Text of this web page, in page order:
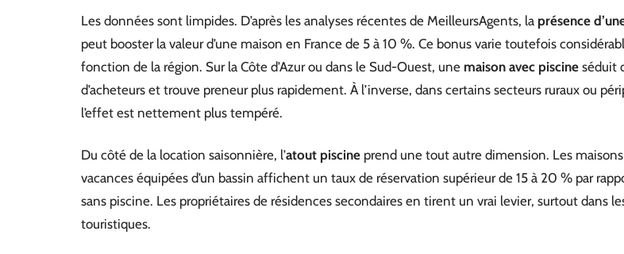
Les données sont limpides. D’après les analyses récentes de MeilleursAgents, la présence
peut booster la valeur d’une maison en France de 5 à 10 %. Ce bonus varie toutefois
fonction de la région. Sur la Côte d’Azur ou dans le Sud-Ouest, une maison avec piscine séduit
d’acheteurs et trouve preneur plus rapidement. À l’inverse, dans certains secteurs ruraux ou
l’effet est nettement plus tempéré.
Du côté de la location saisonnière, l’atout piscine prend une tout autre dimension. Les
vacances équipées d’un bassin affichent un taux de réservation supérieur de 15 à 20 % par
sans piscine. Les propriétaires de résidences secondaires en tirent un vrai levier, surtout dans
touristiques.